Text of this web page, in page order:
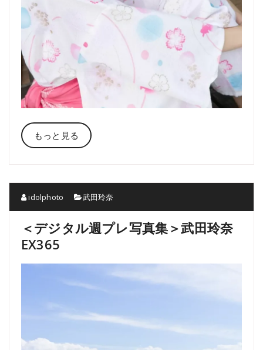
もっと見る
idolphoto 武田玲奈
＜デジタル週プレ写真集＞武田玲奈
EX365